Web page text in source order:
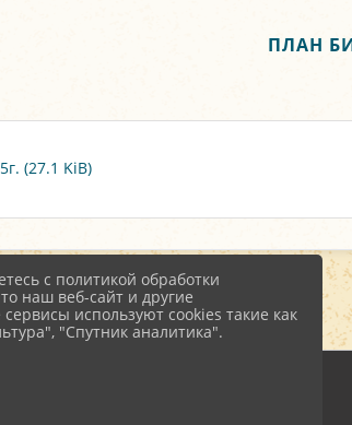
ПЛАН
(27.1 KiB)
с политикой обработки
наш веб-сайт и другие
используют cookies такие как
"Спутник аналитика".